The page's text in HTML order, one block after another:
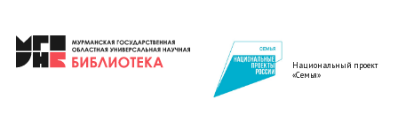
Национальный проект
«Семья»